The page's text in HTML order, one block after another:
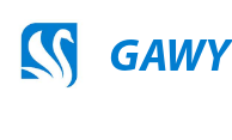
GAWY